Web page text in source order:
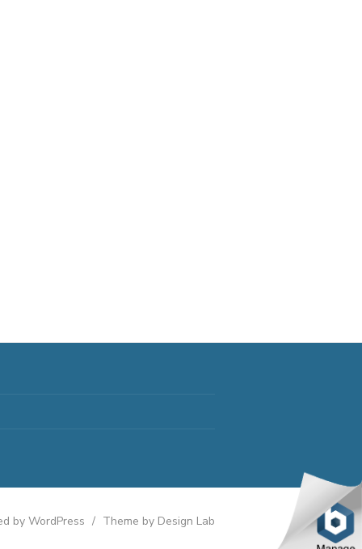
by WordPress / Theme by Design Lab